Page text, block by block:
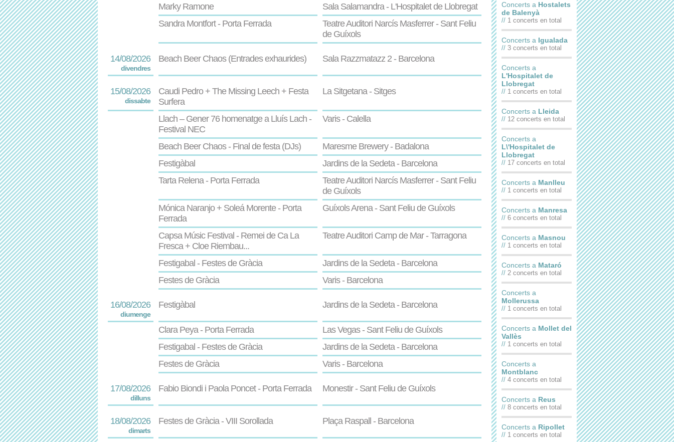
Marky Ramone
Sala Salamandra - L'Hospitalet de Llobregat
Sandra Montfort - Porta Ferrada
Teatre Auditori Narcís Masferrer - Sant Feliu
de Guíxols
14/08/2026
divendres
Beach Beer Chaos (Entrades exhaurides) Sala Razzmatazz 2 - Barcelona
15/08/2026
dissabte
Caudi Pedro + The Missing Leech + Festa
Surfera
La Sitgetana - Sitges
Llach – Gener 76 homenatge a Lluís Lach -
Festival NEC
Varis - Calella
Beach Beer Chaos - Final de festa (DJs)
Maresme Brewery - Badalona
Festigàbal
Jardins de la Sedeta - Barcelona
Tarta Relena - Porta Ferrada
Teatre Auditori Narcís Masferrer - Sant Feliu
de Guíxols
Mónica Naranjo + Soleá Morente - Porta
Ferrada
Guíxols Arena - Sant Feliu de Guíxols
Capsa Músic Festival - Remei de Ca La
Fresca + Cloe Riembau...
Teatre Auditori Camp de Mar - Tarragona
Festigabal - Festes de Gràcia
Jardins de la Sedeta - Barcelona
Festes de Gràcia
Varis - Barcelona
16/08/2026
diumenge
Festigàbal Jardins de la Sedeta - Barcelona
Clara Peya - Porta Ferrada
Las Vegas - Sant Feliu de Guíxols
Festigabal - Festes de Gràcia
Jardins de la Sedeta - Barcelona
Festes de Gràcia
Varis - Barcelona
17/08/2026
dilluns
Fabio Biondi i Paola Poncet - Porta Ferrada Monestir - Sant Feliu de Guíxols
18/08/2026
dimarts
Festes de Gràcia - VIII Sorollada Plaça Raspall - Barcelona
Concerts a Hostalets
de Balenyà
//1 concerts en total
Concerts a Igualada
//3 concerts en total
Concerts a
L'Hospitalet de
Llobregat
//1 concerts en total
Concerts a Lleida
//12 concerts en total
Concerts a
L\'Hospitalet de
Llobregat
//17 concerts en total
Concerts a Manlleu
//1 concerts en total
Concerts a Manresa
//6 concerts en total
Concerts a Masnou
//1 concerts en total
Concerts a Mataró
//2 concerts en total
Concerts a
Mollerussa
//1 concerts en total
Concerts a Mollet del
Vallès
//1 concerts en total
Concerts a
Montblanc
//4 concerts en total
Concerts a Reus
//8 concerts en total
Concerts a Ripollet
//1 concerts en total